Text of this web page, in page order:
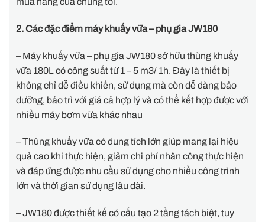
2. Các đặc điểm máy khuấy vữa – phụ gia JW180
– Máy khuấy vữa – phụ gia JW180 sở hữu thùng khuấy
vữa 180L có công suất từ 1 – 5 m3/ 1h. Đây là thiết bị
không chỉ dễ điều khiển, sử dụng mà còn dễ dàng bảo
dưỡng, bảo trì với giá cả hợp lý và có thể kết hợp được với
nhiều máy bơm vữa khác nhau
– Thùng khuấy vữa có dung tích lớn giúp mang lại hiệu
quả cao khi thực hiện, giảm chi phí nhân công thực hiện
và đáp ứng được nhu cầu sử dụng cho nhiều công trình
lớn và thời gian sử dụng lâu dài.
– JW180 được thiết kế có cấu tạo 2 tầng tách biệt, tuy